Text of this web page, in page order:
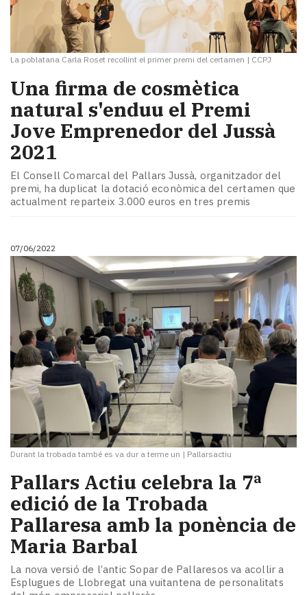
La poblatana Carla Roset recollint el primer premi del certamen | CCPJ
Una firma de cosmètica
natural s'enduu el Premi
Jove Emprenedor del Jussà
2021
El Consell Comarcal del Pallars Jussà, organitzador del
premi, ha duplicat la dotació econòmica del certamen que
actualment reparteix 3.000 euros en tres premis
07/06/2022
Durant la trobada també es va dur a terme un | Pallarsactiu
Pallars Actiu celebra la 7ª
edició de la Trobada
Pallaresa amb la ponència de
Maria Barbal
La nova versió de l’antic Sopar de Pallaresos va acollir a
Esplugues de Llobregat una vuitantena de personalitats